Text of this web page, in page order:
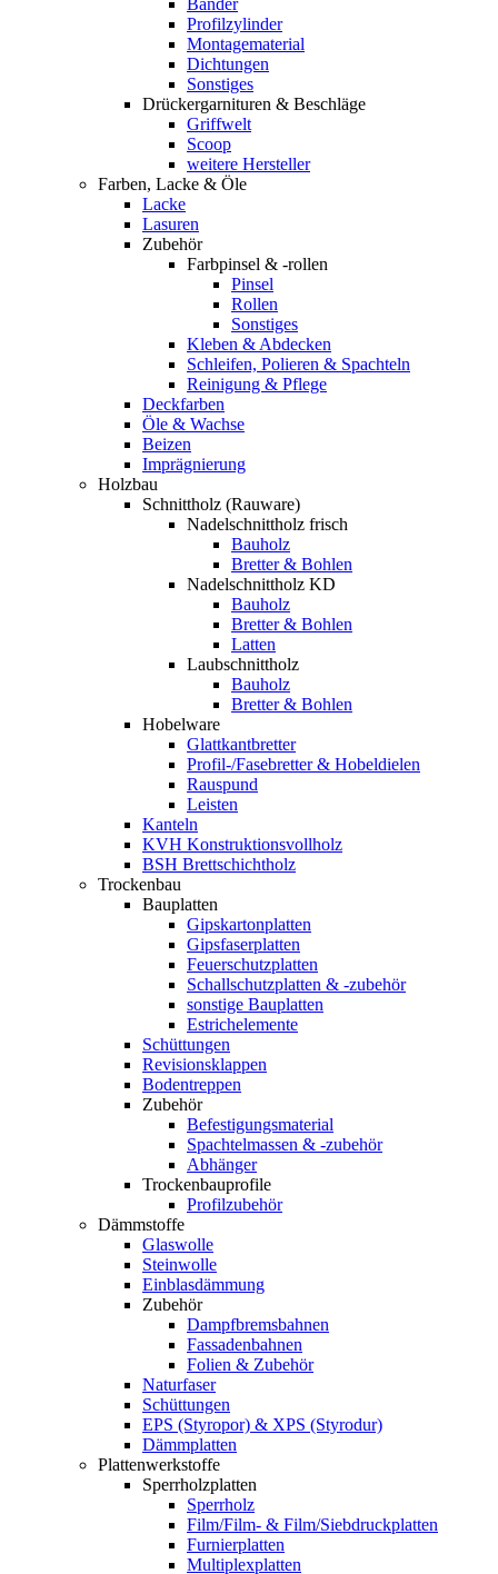
Bänder
Profilzylinder
Montagematerial
Dichtungen
Sonstiges
Drückergarnituren & Beschläge
Griffwelt
Scoop
weitere Hersteller
Farben, Lacke & Öle
Lacke
Lasuren
Zubehör
Farbpinsel & -rollen
Pinsel
Rollen
Sonstiges
Kleben & Abdecken
Schleifen, Polieren & Spachteln
Reinigung & Pflege
Deckfarben
Öle & Wachse
Beizen
Imprägnierung
Holzbau
Schnittholz (Rauware)
Nadelschnittholz frisch
Bauholz
Bretter & Bohlen
Nadelschnittholz KD
Bauholz
Bretter & Bohlen
Latten
Laubschnittholz
Bauholz
Bretter & Bohlen
Hobelware
Glattkantbretter
Profil-/Fasebretter & Hobeldielen
Rauspund
Leisten
Kanteln
KVH Konstruktionsvollholz
BSH Brettschichtholz
Trockenbau
Bauplatten
Gipskartonplatten
Gipsfaserplatten
Feuerschutzplatten
Schallschutzplatten & -zubehör
sonstige Bauplatten
Estrichelemente
Schüttungen
Revisionsklappen
Bodentreppen
Zubehör
Befestigungsmaterial
Spachtelmassen & -zubehör
Abhänger
Trockenbauprofile
Profilzubehör
Dämmstoffe
Glaswolle
Steinwolle
Einblasdämmung
Zubehör
Dampfbremsbahnen
Fassadenbahnen
Folien & Zubehör
Naturfaser
Schüttungen
EPS (Styropor) & XPS (Styrodur)
Dämmplatten
Plattenwerkstoffe
Sperrholzplatten
Sperrholz
Film/Film- & Film/Siebdruckplatten
Furnierplatten
Multiplexplatten